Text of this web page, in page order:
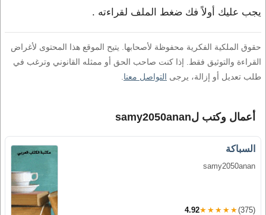
يجب عليك أولاً فك ضغط الملف لقراءته .
حقوق الملكية الفكرية محفوظة لأصحابها. يتيح الموقع هذا المحتوى لأغراض
القراءة والتوثيق فقط. إذا كنت صاحب الحق أو ممثله القانوني وترغب في
طلب تعديل أو إزالة، يرجى التواصل معنا
أعمال وكتب لsamy2050anan
السباكة
samy2050anan
4.92★★★★★(375)